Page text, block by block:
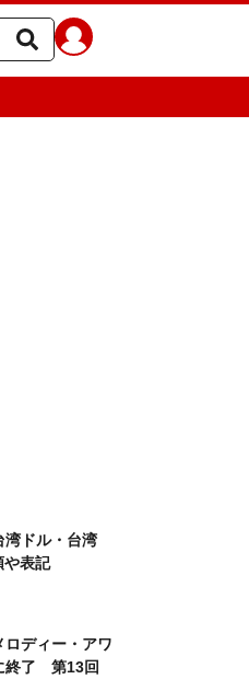
湾ドル・台湾
や表記
ロディー・アワ
終了 第13回